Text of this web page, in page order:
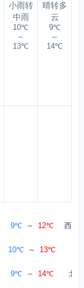
小雨转
中雨
10℃
～
13℃
晴转多
云
9℃
～
14℃
9℃ ～ 12℃ 西北
10℃ ～ 13℃
9℃ ～ 14℃ 北